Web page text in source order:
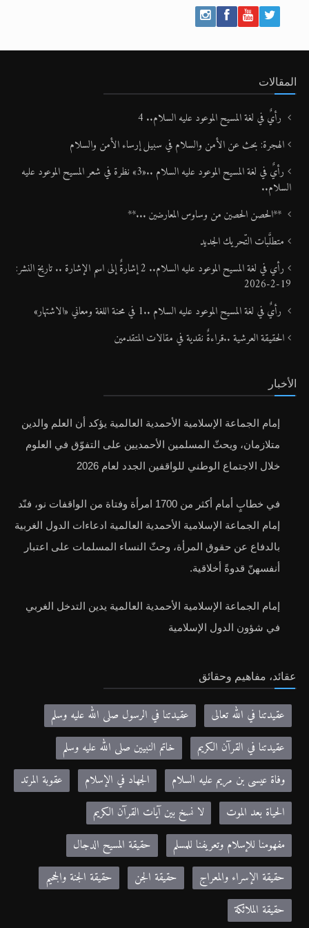
المقالات
رأيٌ في لغة المسيح الموعود عليه السلام.. 4
الهجرة: بحث عن الأمن والسلام في سبيل إرساء الأمن والسلام
رأيٌ في لغة المسيح الموعود عليه السلام ..«3» نظرة في شعر المسيح الموعود عليه
السلام..
**الحصن الحصين من وساوس المعارضين ...**
متطلَّبات التّحريك الجديد
رأي في لغة المسيح الموعود عليه السلام.. 2 إشارةٌ إلى اسم الإشارة .. تاريخ النشر:
19-2-2026
رأيٌ في لغة المسيح الموعود عليه السلام ..1 في محنة اللغة ومعاني «الاشتهار»
الحقيقة العرشية ..قراءةٌ نقدية في مقالات المتقدمين
الأخبار
إمام الجماعة الإسلامية الأحمدية العالمية يؤكد أن العلم والدين
متلازمان، ويحثّ المسلمين الأحمديين على التفوّق في العلوم
خلال الاجتماع الوطني للواقفين الجدد لعام 2026
في خطابٍ أمام أكثر من 1700 امرأة وفتاة من الواقفات نو، فنّد
إمام الجماعة الإسلامية الأحمدية العالمية ادعاءات الدول الغربية
بالدفاع عن حقوق المرأة، وحثّ النساء المسلمات على اعتبار
أنفسهنّ قدوةً أخلاقية.
إمام الجماعة الإسلامية الأحمدية العالمية يدين التدخل الغربي
في شؤون الدول الإسلامية
عقائد، مفاهيم وحقائق
عقيدتنا في الله تعالى
عقيدتنا في الرسول صلى الله عليه وسلم
عقيدتنا في القرآن الكريم
خاتم النبيين صلى الله عليه وسلم
وفاة عيسى بن مريم عليه السلام
الجهاد في الإسلام
عقوبة المرتد
الحياة بعد الموت
لا نسخ بين آيات القرآن الكريم
مفهومنا للإسلام وتعريفنا للمسلم
حقيقة المسيح الدجال
حقيقة الإسراء والمعراج
حقيقة الجن
حقيقة الجنة والجحيم
حقيقة الملائكة